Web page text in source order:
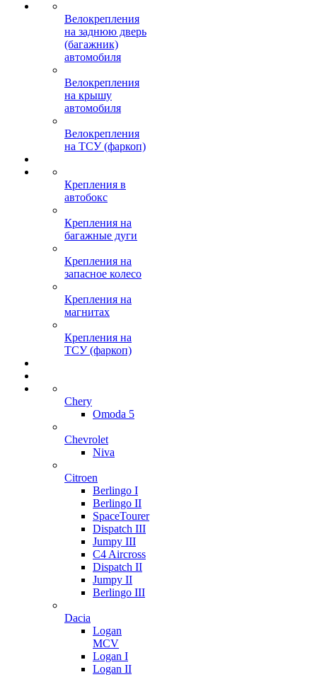
Велокрепления
на заднюю дверь
(багажник)
автомобиля
Велокрепления
на крышу
автомобиля
Велокрепления
на ТСУ (фаркоп)
Крепления в
автобокс
Крепления на
багажные дуги
Крепления на
запасное колесо
Крепления на
магнитах
Крепления на
ТСУ (фаркоп)
Chery
Omoda 5
Chevrolet
Niva
Citroen
Berlingo I
Berlingo II
SpaceTourer
Dispatch III
Jumpy III
C4 Aircross
Dispatch II
Jumpy II
Berlingo III
Dacia
Logan
MCV
Logan I
Logan II